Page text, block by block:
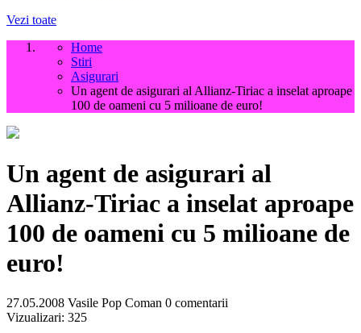
Vezi toate
Home
Stiri
Asigurari
Un agent de asigurari al Allianz-Tiriac a inselat aproape
100 de oameni cu 5 milioane de euro!
Un agent de asigurari al
Allianz-Tiriac a inselat aproape
100 de oameni cu 5 milioane de
euro!
27.05.2008 Vasile Pop Coman 0 comentarii
Vizualizari: 325